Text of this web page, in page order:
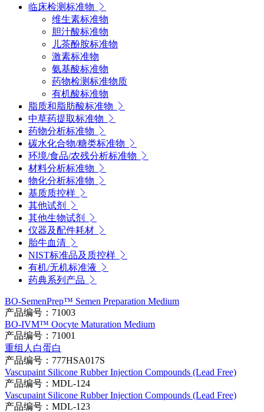
临床检测标准物
维生素标准物
胆汁酸标准物
儿茶酚胺标准物
激素标准物
氨基酸标准物
药物检测标准物质
有机酸标准物
脂质和脂肪酸标准物
中草药提取标准物
药物分析标准物
碳水化合物/糖类标准物
环境/食品/农残分析标准物
材料分析标准物
物化分析标准物
基质质控样
其他试剂
其他生物试剂
仪器及配件耗材
胎牛血清
NIST标准品及质控样
有机/无机标准液
药典系列产品
BO-SemenPrep™ Semen Preparation Medium
产品编号：71003
BO-IVM™ Oocyte Maturation Medium
产品编号：71001
重组人白蛋白
产品编号：777HSA017S
Vascupaint Silicone Rubber Injection Compounds (Lead Free)
产品编号：MDL-124
Vascupaint Silicone Rubber Injection Compounds (Lead Free)
产品编号：MDL-123